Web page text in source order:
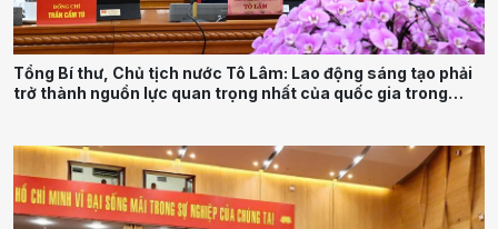
Tổng Bí thư, Chủ tịch nước Tô Lâm: Lao động sáng tạo phải
trở thành nguồn lực quan trọng nhất của quốc gia trong